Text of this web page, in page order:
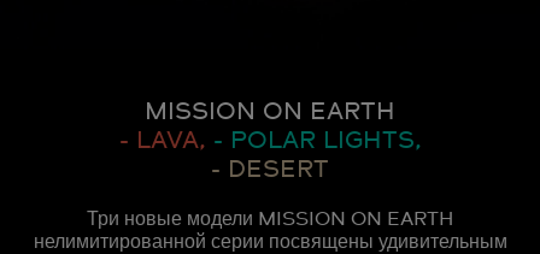
MISSION ON EARTH
- LAVA, - POLAR LIGHTS,
- DESERT
Три новые модели MISSION ON EARTH
нелимитированной серии посвящены удивительным